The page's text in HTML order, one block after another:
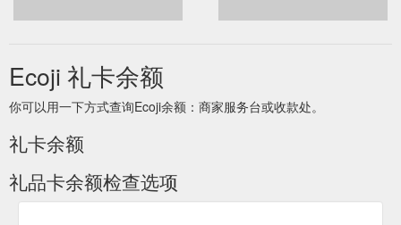
Ecoji 礼卡余额
你可以用一下方式查询Ecoji余额：商家服务台或收款处。
礼卡余额
礼品卡余额检查选项